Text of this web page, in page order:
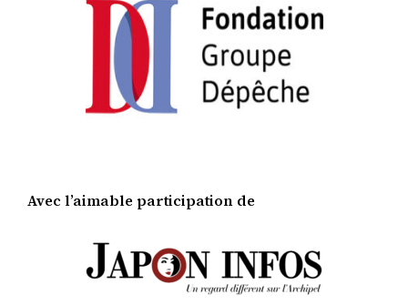
Avec l’aimable participation de